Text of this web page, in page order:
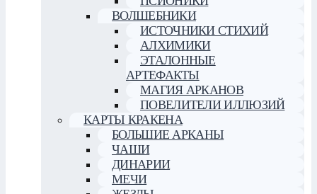
ВОЛШЕБНИКИ
ИСТОЧНИКИ СТИХИЙ
АЛХИМИКИ
ЭТАЛОННЫЕ
АРТЕФАКТЫ
МАГИЯ АРКАНОВ
ПОВЕЛИТЕЛИ ИЛЛЮЗИЙ
КАРТЫ КРАКЕНА
БОЛЬШИЕ АРКАНЫ
ЧАШИ
ДИНАРИИ
МЕЧИ